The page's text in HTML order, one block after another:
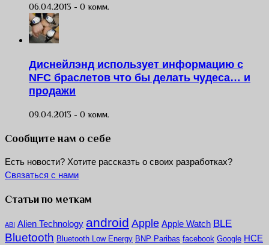
06.04.2013 - 0 комм.
Диснейлэнд использует информацию с
NFC браслетов что бы делать чудеса… и
продажи
09.04.2013 - 0 комм.
Сообщите нам о себе
Есть новости? Хотите рассказть о своих разработках?
Связаться с нами
Статьи по меткам
ABI Alien Technology android Apple Apple Watch BLE
Bluetooth Bluetooth Low Energy BNP Paribas facebook Google HCE